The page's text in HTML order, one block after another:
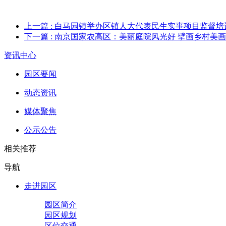
上一篇 : 白马园镇举办区镇人大代表民生实事项目监督培
下一篇 : 南京国家农高区：美丽庭院风光好 擘画乡村美
资讯中心
园区要闻
动态资讯
媒体聚焦
公示公告
相关推荐
导航
走进园区
园区简介
园区规划